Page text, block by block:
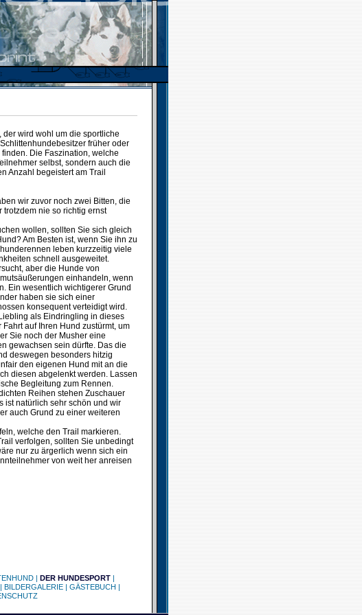
wird wohl um die sportliche
früher oder
Die Faszination, welche
selbst, sondern auch die
Anzahl begeistert am Trail
wir zuvor noch zwei Bitten, die
nie so richtig ernst
wollen, sollten Sie sich gleich
Am Besten ist, wenn Sie ihn zu
leben kurzzeitig viele
schnell ausgeweitet.
aber die Hunde von
einhandeln, wenn
Ein wesentlich wichtigerer Grund
haben sie sich einer
konsequent verteidigt wird.
als Eindringling in dieses
auf Ihren Hund zustürmt, um
Sie noch der Musher eine
gewachsen sein dürfte. Das die
deswegen besonders hitzig
den eigenen Hund mit an die
diesen abgelenkt werden. Lassen
Begleitung zum Rennen.
Reihen stehen Zuschauer
ist natürlich sehr schön und wir
auch Grund zu einer weiteren
welche den Trail markieren.
verfolgen, sollten Sie unbedingt
nur zu ärgerlich wenn sich ein
von weit her anreisen
| DER HUNDESPORT|
BILDERGALERIE| GÄSTEBUCH |